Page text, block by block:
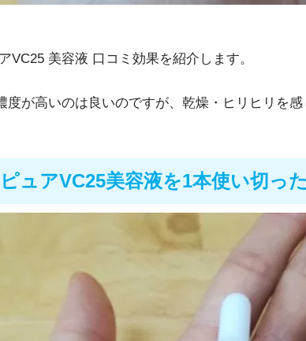
VC25 美容液 口コミ効果を紹介します。
度が高いのは良いのですが、乾燥・ヒリヒリを感
ュアVC25美容液を1本使い切っ